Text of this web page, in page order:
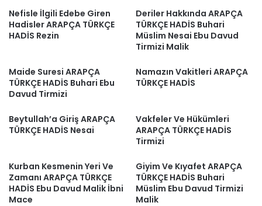
Nefisle İlgili Edebe Giren
Hadisler ARAPÇA TÜRKÇE
HADİS Rezin
Deriler Hakkında ARAPÇA
TÜRKÇE HADİS Buhari
Müslim Nesai Ebu Davud
Tirmizi Malik
Maide Suresi ARAPÇA
TÜRKÇE HADİS Buhari Ebu
Davud Tirmizi
Namazın Vakitleri ARAPÇA
TÜRKÇE HADİS
Beytullah’a Giriş ARAPÇA
TÜRKÇE HADİS Nesai
Vakfeler Ve Hükümleri
ARAPÇA TÜRKÇE HADİS
Tirmizi
Kurban Kesmenin Yeri Ve
Zamanı ARAPÇA TÜRKÇE
HADİS Ebu Davud Malik İbni
Mace
Giyim Ve Kıyafet ARAPÇA
TÜRKÇE HADİS Buhari
Müslim Ebu Davud Tirmizi
Malik